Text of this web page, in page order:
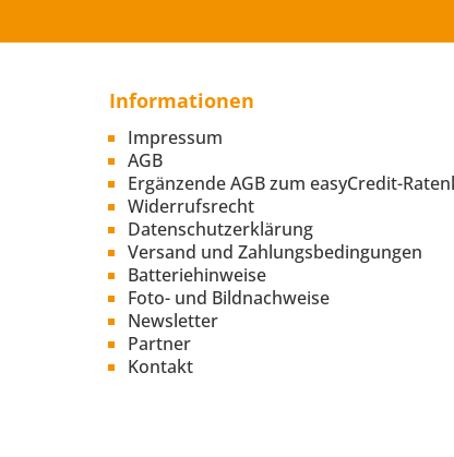
Informationen
Impressum
AGB
Ergänzende AGB zum easyCredit-
Widerrufsrecht
Datenschutzerklärung
Versand und Zahlungsbedingungen
Batteriehinweise
Foto- und Bildnachweise
Newsletter
Partner
Kontakt